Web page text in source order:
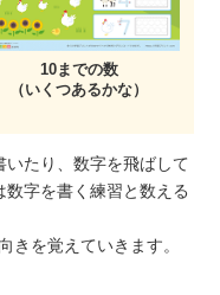
10までの数
（いくつあるかな）
たり、数字を飛ばして
字を書く練習と数える
きを覚えていきます。